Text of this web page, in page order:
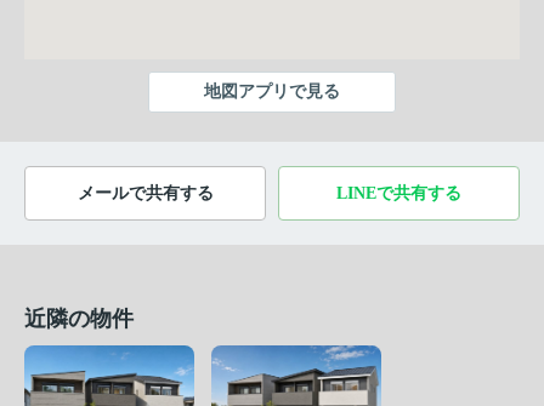
地図アプリで見る
メールで共有する LINEで共有する
近隣の物件